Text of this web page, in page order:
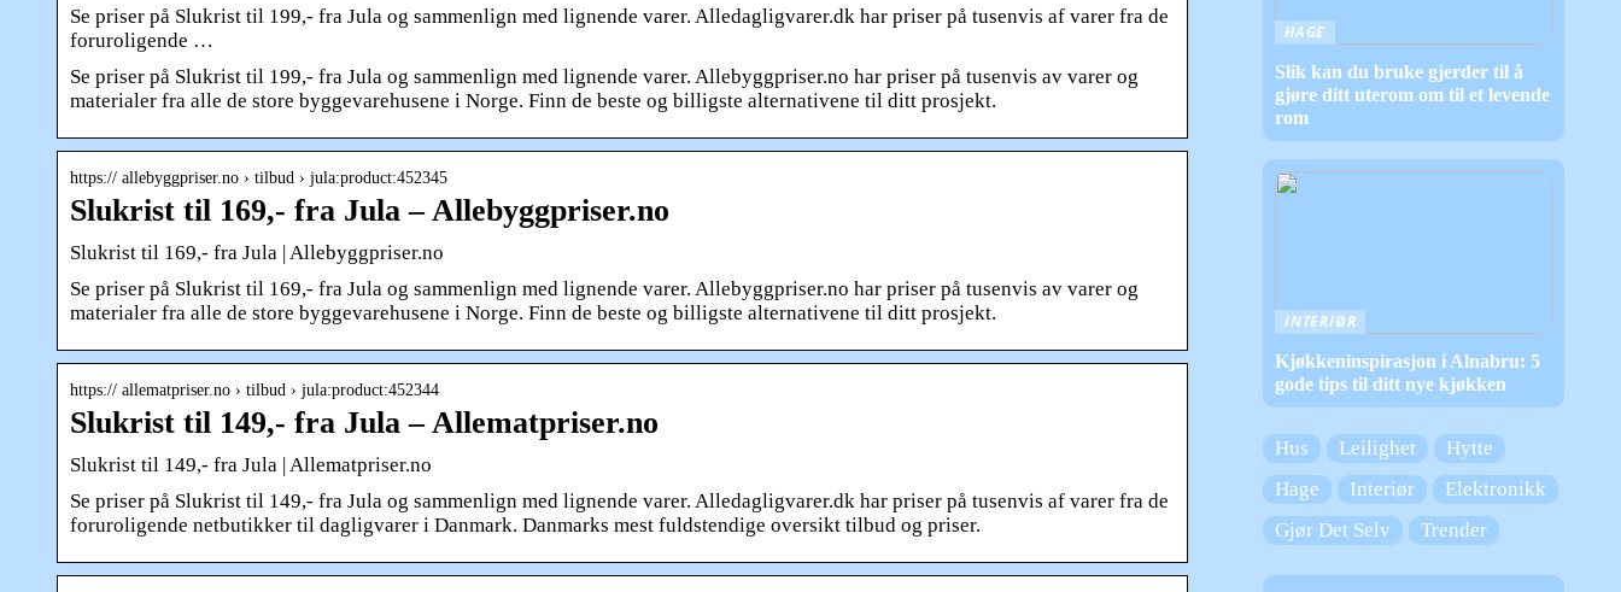
Se priser på Slukrist til 199,- fra Jula og sammenlign med lignende varer. Alledagligvarer.dk har priser på tusenvis af varer fra de
foruroligende …
Se priser på Slukrist til 199,- fra Jula og sammenlign med lignende varer. Allebyggpriser.no har priser på tusenvis av varer og
materialer fra alle de store byggevarehusene i Norge. Finn de beste og billigste alternativene til ditt prosjekt.
https:// allebyggpriser.no › tilbud › jula:product:452345
Slukrist til 169,- fra Jula – Allebyggpriser.no
Slukrist til 169,- fra Jula | Allebyggpriser.no
Se priser på Slukrist til 169,- fra Jula og sammenlign med lignende varer. Allebyggpriser.no har priser på tusenvis av varer og
materialer fra alle de store byggevarehusene i Norge. Finn de beste og billigste alternativene til ditt prosjekt.
https:// allematpriser.no › tilbud › jula:product:452344
Slukrist til 149,- fra Jula – Allematpriser.no
Slukrist til 149,- fra Jula | Allematpriser.no
Se priser på Slukrist til 149,- fra Jula og sammenlign med lignende varer. Alledagligvarer.dk har priser på tusenvis af varer fra de
foruroligende netbutikker til dagligvarer i Danmark. Danmarks mest fuldstendige oversikt tilbud og priser.
HAGE
Slik kan du bruke gjerder til å
gjøre ditt uterom om til et levende
rom
INTERIØR
Kjøkkeninspirasjon i Alnabru: 5
gode tips til ditt nye kjøkken
Hus Leilighet
Hytte
Hage
Interiør
Elektronikk
Gjør Det Selv
Trender